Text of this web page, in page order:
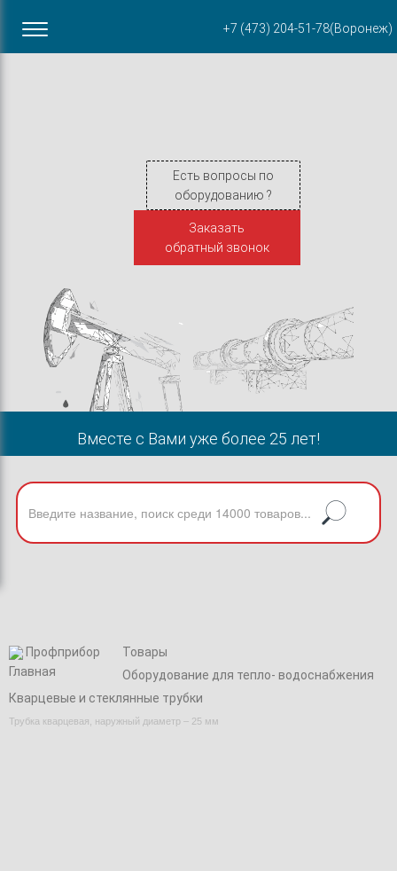
+7 (473) 204-51-78(Воронеж)
ул. Пирогова, 87Б
Есть вопросы по
оборудованию ?
Заказать
обратный звонок
Вместе с Вами уже более 25 лет!
Профприбор
Товары
Оборудование для тепло- водоснабжения
Кварцевые и стеклянные трубки
Трубка кварцевая, наружный диаметр – 25 мм